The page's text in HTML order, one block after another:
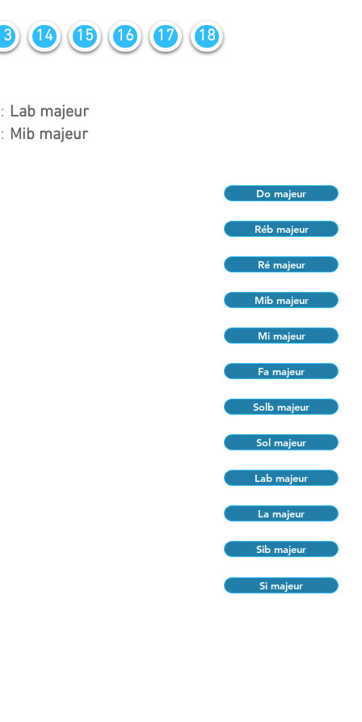
Lab majeur
Mib majeur
14 15 16 17 18
Do majeur
Réb majeur
Ré majeur
Mib majeur
Mi majeur
Fa majeur
Solb majeur
Sol majeur
Lab majeur
La majeur
Sib majeur
Si majeur